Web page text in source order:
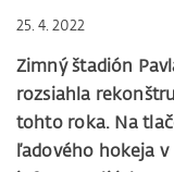
25. 4. 2022
Zimný štadión
rozsiahla
tohto roka. Na
ľadového hokeja